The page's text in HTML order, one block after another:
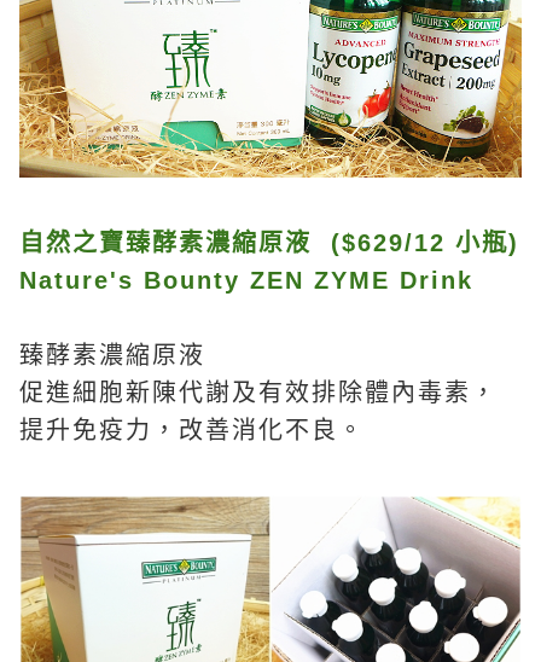
自然之寶臻酵素濃縮原液 ($629/12 小瓶)
Nature's Bounty ZEN ZYME Drink
臻酵素濃縮原液
促進細胞新陳代謝及有效排除體內毒素，
提升免疫力，改善消化不良。